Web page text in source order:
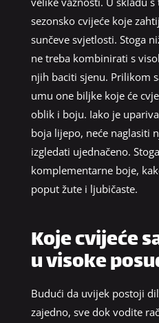
sezonsko cvijeće koje
sunčeve svjetlosti. Stoga
ne treba kombinirati s
njih baciti sjenu. Prilikom
umu one biljke koje će
oblik i boju. Iako je
boja lijepo, neće naglasiti
izgledati ujednačeno.
komplementarne boje,
poput žute i ljubičaste.
Koje cvijeće
u visoke
Budući da uvijek postoji
zajedno, sve dok vodite